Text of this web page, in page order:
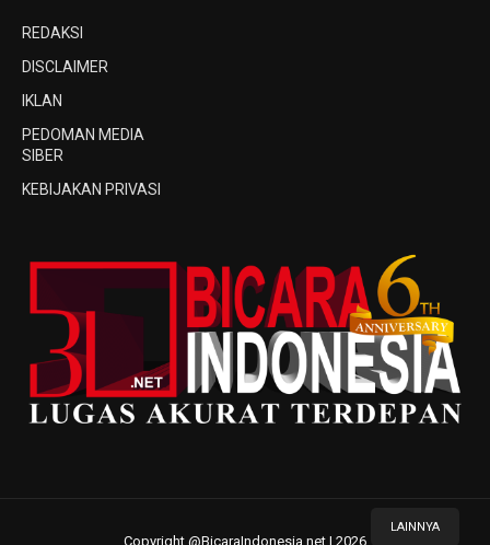
LAINNYA
REDAKSI
DISCLAIMER
IKLAN
PEDOMAN MEDIA
SIBER
KEBIJAKAN PRIVASI
Copyright @BicaraIndonesia.net | 2026